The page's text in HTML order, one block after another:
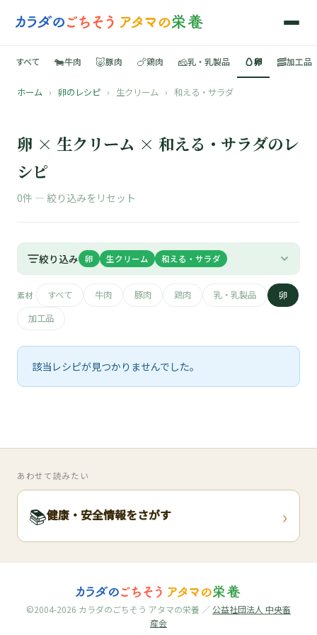
📚
🐷
🧀
🥓
すべて 🐄牛肉 🐷豚肉 🍗鶏肉 🧀乳・乳製品 🥚卵 🥓加工品
ホーム › 卵のレシピ › 生クリーム › 和える・サラダ
卵 × 生クリーム × 和える・サラダのレ
シピ
0件 — 絞り込みをリセット
絞り込み 卵 生クリーム 和える・サラダ
素材 すべて 牛肉 豚肉 鶏肉 乳・乳製品
卵
加工品
該当レシピが見つかりませんでした。
あわせて読みたい
📚健康・安全情報をさがす ›
©2004-2026 カラダのごちそう アタマの栄養 ／公益社団法人 中央畜
産会